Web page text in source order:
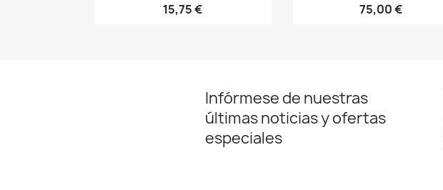
15,75 € 75,00 €
Infórmese de nuestras
últimas noticias y ofertas
especiales